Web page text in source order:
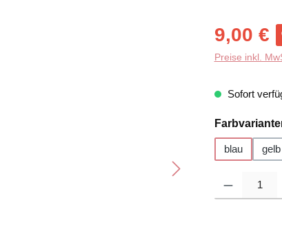
Verkaufspreis:
9,00 €
Preise inkl.
Sofort
blau gelb